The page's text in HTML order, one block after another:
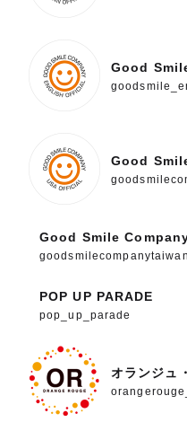
Good
Good
Good Smile
goodsmilecompanytaiwan
POP UP PARADE
pop_up_parade
オランジュ